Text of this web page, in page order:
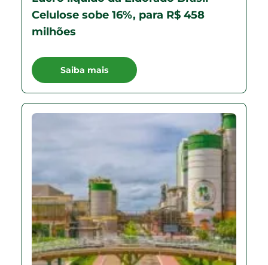
Celulose sobe 16%, para R$ 458
milhões
Saiba mais